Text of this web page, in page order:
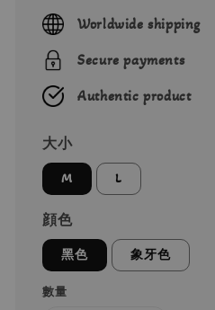
price
Worldwide shipping
Secure payments
Authentic product
大小
M L
顔色
黑色 象牙色
數量